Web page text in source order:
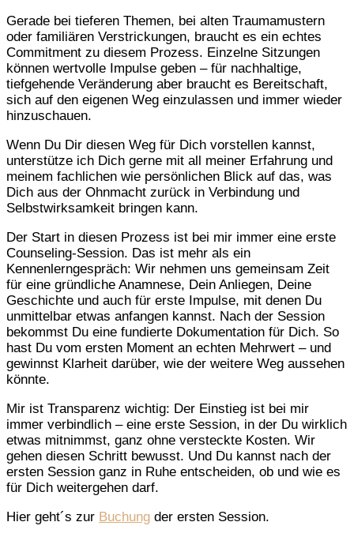
Gerade bei tieferen Themen, bei alten Traumamustern
oder familiären Verstrickungen, braucht es ein echtes
Commitment zu diesem Prozess. Einzelne Sitzungen
können wertvolle Impulse geben – für nachhaltige,
tiefgehende Veränderung aber braucht es Bereitschaft,
sich auf den eigenen Weg einzulassen und immer wieder
hinzuschauen.
Wenn Du Dir diesen Weg für Dich vorstellen kannst,
unterstütze ich Dich gerne mit all meiner Erfahrung und
meinem fachlichen wie persönlichen Blick auf das, was
Dich aus der Ohnmacht zurück in Verbindung und
Selbstwirksamkeit bringen kann.
Der Start in diesen Prozess ist bei mir immer eine erste
Counseling-Session. Das ist mehr als ein
Kennenlerngespräch: Wir nehmen uns gemeinsam Zeit
für eine gründliche Anamnese, Dein Anliegen, Deine
Geschichte und auch für erste Impulse, mit denen Du
unmittelbar etwas anfangen kannst. Nach der Session
bekommst Du eine fundierte Dokumentation für Dich. So
hast Du vom ersten Moment an echten Mehrwert – und
gewinnst Klarheit darüber, wie der weitere Weg aussehen
könnte.
Mir ist Transparenz wichtig: Der Einstieg ist bei mir
immer verbindlich – eine erste Session, in der Du wirklich
etwas mitnimmst, ganz ohne versteckte Kosten. Wir
gehen diesen Schritt bewusst. Und Du kannst nach der
ersten Session ganz in Ruhe entscheiden, ob und wie es
für Dich weitergehen darf.
Hier geht´s zur Buchung der ersten Session.